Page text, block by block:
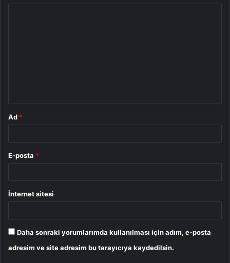
Ad *
E-posta *
İnternet sitesi
Daha sonraki yorumlarımda kullanılması için adım, e-posta
adresim ve site adresim bu tarayıcıya kaydedilsin.